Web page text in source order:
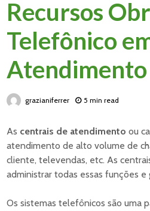
Recursos
Telefônico
Atendimento
grazianiferrer 5 min read
As centrais de atendimento ou
atendimento de alto volume de
cliente, televendas, etc. As
administrar todas essas funções
Os sistemas telefônicos são uma